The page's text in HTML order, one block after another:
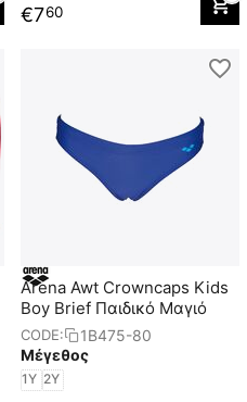
€760
Arena Awt Crowncaps Kids
Boy Brief Παιδικό Μαγιό
CODE:
1B475-80
Μέγεθος
1Y 2Y